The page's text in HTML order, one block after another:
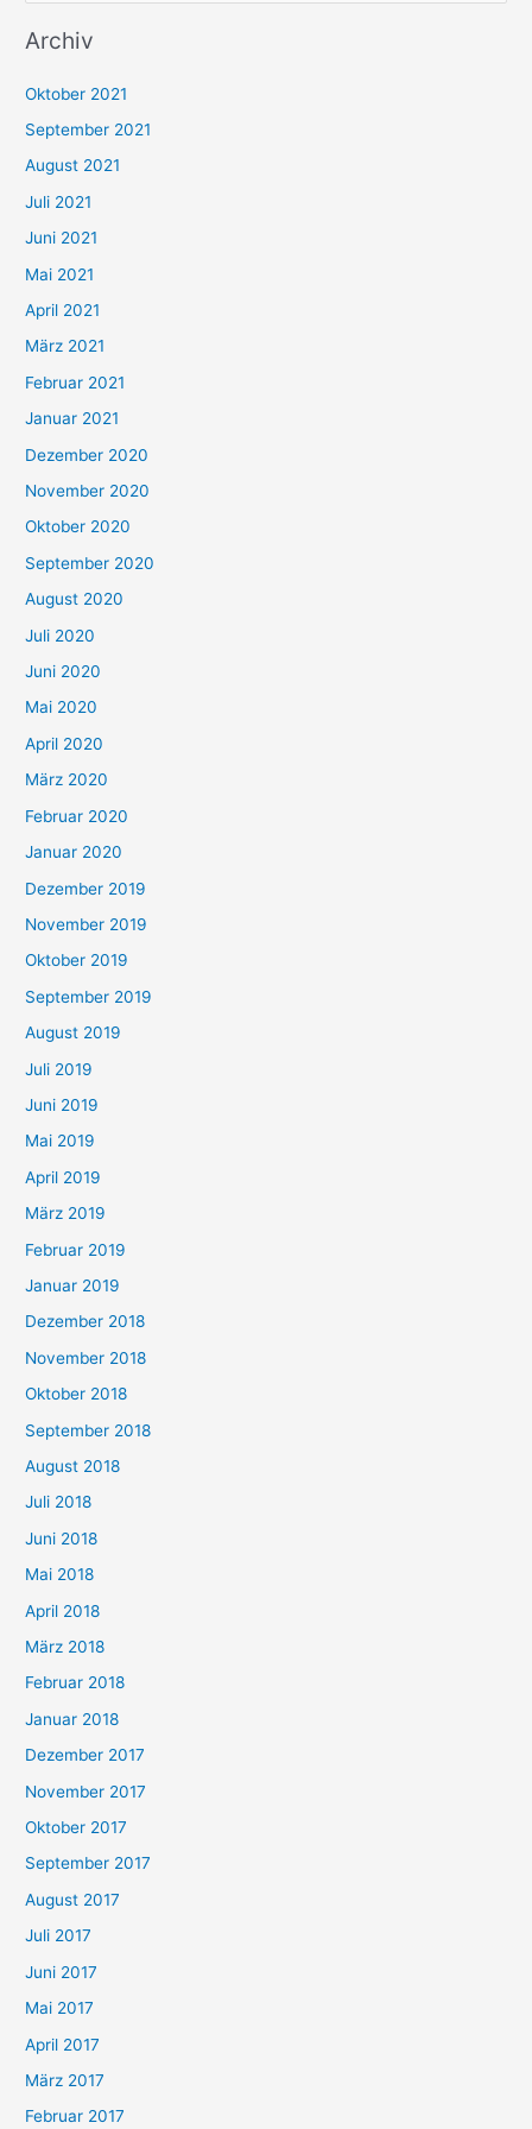
c
n
n
a
c
h
:
Archiv
Oktober 2021
September 2021
August 2021
Juli 2021
Juni 2021
Mai 2021
April 2021
März 2021
Februar 2021
Januar 2021
Dezember 2020
November 2020
Oktober 2020
September 2020
August 2020
Juli 2020
Juni 2020
Mai 2020
April 2020
März 2020
Februar 2020
Januar 2020
Dezember 2019
November 2019
Oktober 2019
September 2019
August 2019
Juli 2019
Juni 2019
Mai 2019
April 2019
März 2019
Februar 2019
Januar 2019
Dezember 2018
November 2018
Oktober 2018
September 2018
August 2018
Juli 2018
Juni 2018
Mai 2018
April 2018
März 2018
Februar 2018
Januar 2018
Dezember 2017
November 2017
Oktober 2017
September 2017
August 2017
Juli 2017
Juni 2017
Mai 2017
April 2017
März 2017
Februar 2017